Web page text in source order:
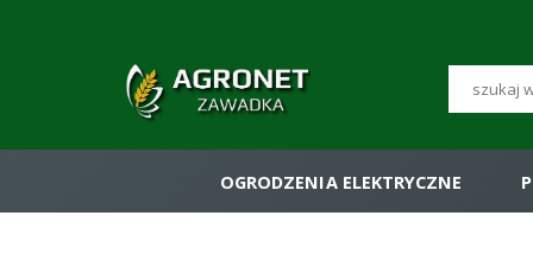
OGRODZENIA ELEKTRYCZNE